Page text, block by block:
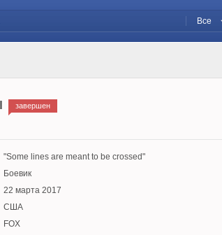
Все
завершен
Some lines are meant to be crossed
Боевик
22 марта 2017
США
FOX